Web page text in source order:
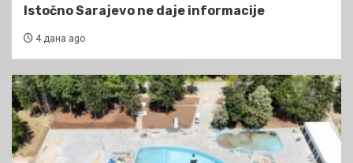
Istočno Sarajevo ne daje informacije
4 дана ago